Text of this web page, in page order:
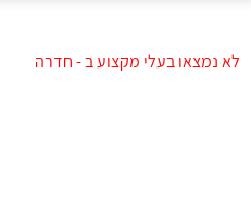
לא נמצאו בעלי מקצוע ב - חדרה